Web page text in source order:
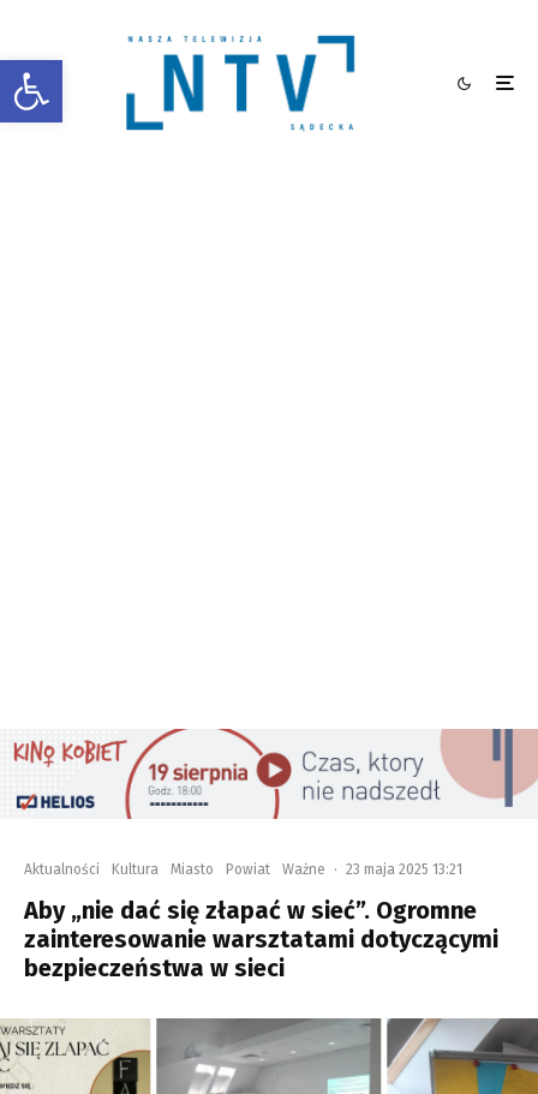
Otwórz pasek narzędzi
Aktualności Kultura Miasto Powiat Ważne · 23 maja 2025 13:21
Aby „nie dać się złapać w sieć”. Ogromne
zainteresowanie warsztatami dotyczącymi
bezpieczeństwa w sieci